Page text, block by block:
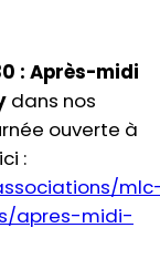
: Après-midi
dans nos
ouverte à
:
apres-midi-